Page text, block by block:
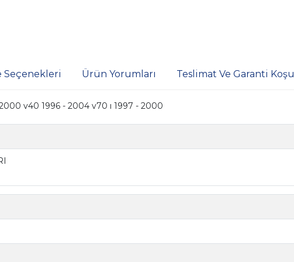
Seçenekleri Ürün Yorumları Teslimat Ve Garanti
v40 1996 - 2004 v70 ı 1997 - 2000